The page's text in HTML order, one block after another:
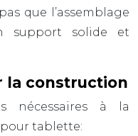
que l’assemblage
support solide et
la construction
nécessaires à la
tablette: